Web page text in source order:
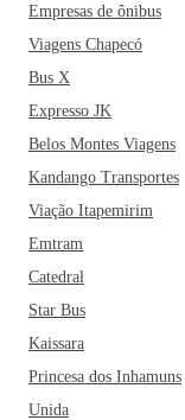
Empresas de ônibus
Viagens Chapecó
Bus X
Expresso JK
Belos Montes Viagens
Kandango Transportes
Viação Itapemirim
Emtram
Catedral
Star Bus
Kaissara
Princesa dos Inhamuns
Unida